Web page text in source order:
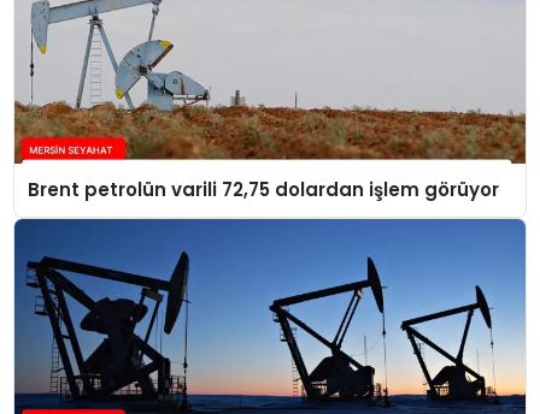
Brent petrolün varili 72,75 dolardan işlem görüyor